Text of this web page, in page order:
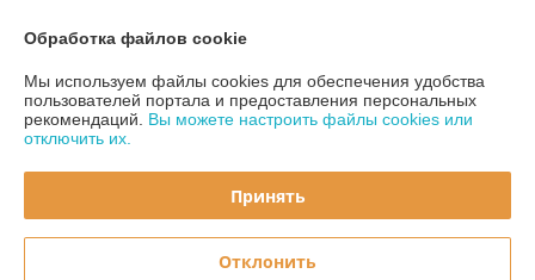
ул. Сухаревская, ДОМ 16, пом. 16, 220019
Регистрационный номер ЕГР: 192849314
Регистрационный орган: Минский горисполком
Местонахождение книги жалоб и предложений: ул. Сухаревская, ДОМ
Обработка файлов cookie
Мы используем файлы cookies для обеспечения удобства
пользователей портала и предоставления персональных
рекомендаций. Вы можете настроить файлы cookies или
отключить их.
Принять
Отклонить